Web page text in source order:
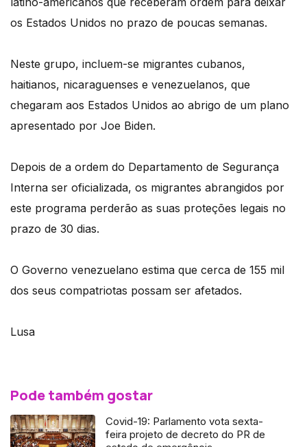
os Estados Unidos no prazo de poucas semanas.
Neste grupo, incluem-se migrantes cubanos,
haitianos, nicaraguenses e venezuelanos, que
chegaram aos Estados Unidos ao abrigo de um plano
apresentado por Joe Biden.
Depois de a ordem do Departamento de Segurança
Interna ser oficializada, os migrantes abrangidos por
este programa perderão as suas proteções legais no
prazo de 30 dias.
O Governo venezuelano estima que cerca de 155 mil
dos seus compatriotas possam ser afetados.
Lusa
Pode também gostar
Covid-19: Parlamento vota sexta-
feira projeto de decreto do PR de